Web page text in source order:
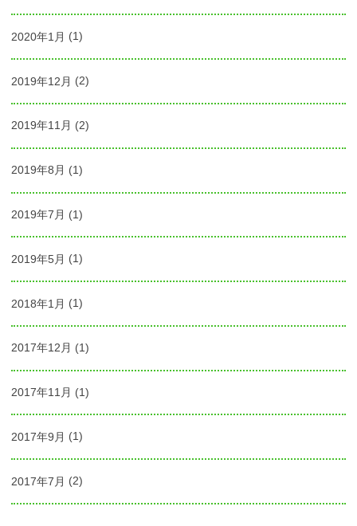
2020年1月 (1)
2019年12月 (2)
2019年11月 (2)
2019年8月 (1)
2019年7月 (1)
2019年5月 (1)
2018年1月 (1)
2017年12月 (1)
2017年11月 (1)
2017年9月 (1)
2017年7月 (2)